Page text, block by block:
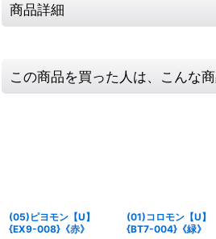
商品詳細
この商品を買った人は、こんな
(05)ピヨモン【U】
{EX9-008}《赤》
(01)コロモン【U】
{BT7-004}《緑》